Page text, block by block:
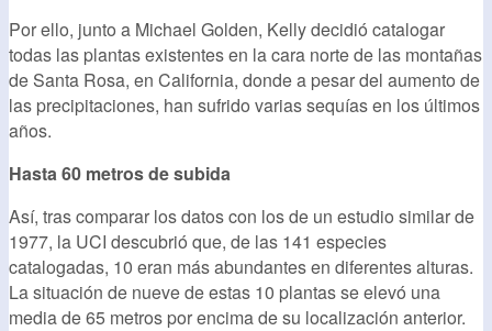
Por ello, junto a Michael Golden, Kelly decidió catalogar
todas las plantas existentes en la cara norte de las montañas
de Santa Rosa, en California, donde a pesar del aumento de
las precipitaciones, han sufrido varias sequías en los últimos
años.
Hasta 60 metros de subida
Así, tras comparar los datos con los de un estudio similar de
1977, la UCI descubrió que, de las 141 especies
catalogadas, 10 eran más abundantes en diferentes alturas.
La situación de nueve de estas 10 plantas se elevó una
media de 65 metros por encima de su localización anterior.